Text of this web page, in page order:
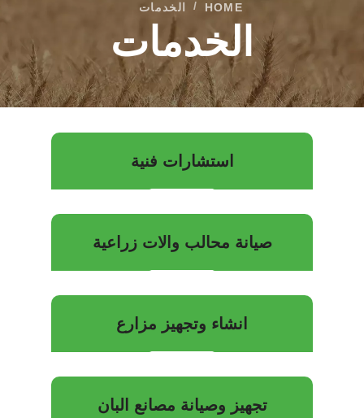
الخدمات
HOME الخدمات
استشارات فنية
صيانة محالب والات زراعية
انشاء وتجهيز مزارع
تجهيز وصيانة مصانع البان